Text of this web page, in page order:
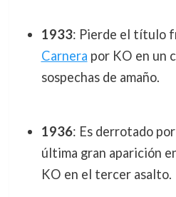
1933: Pierde el título
Carnera por KO en un
sospechas de amaño.
1936: Es derrotado por
última gran aparición
KO en el tercer asalto.